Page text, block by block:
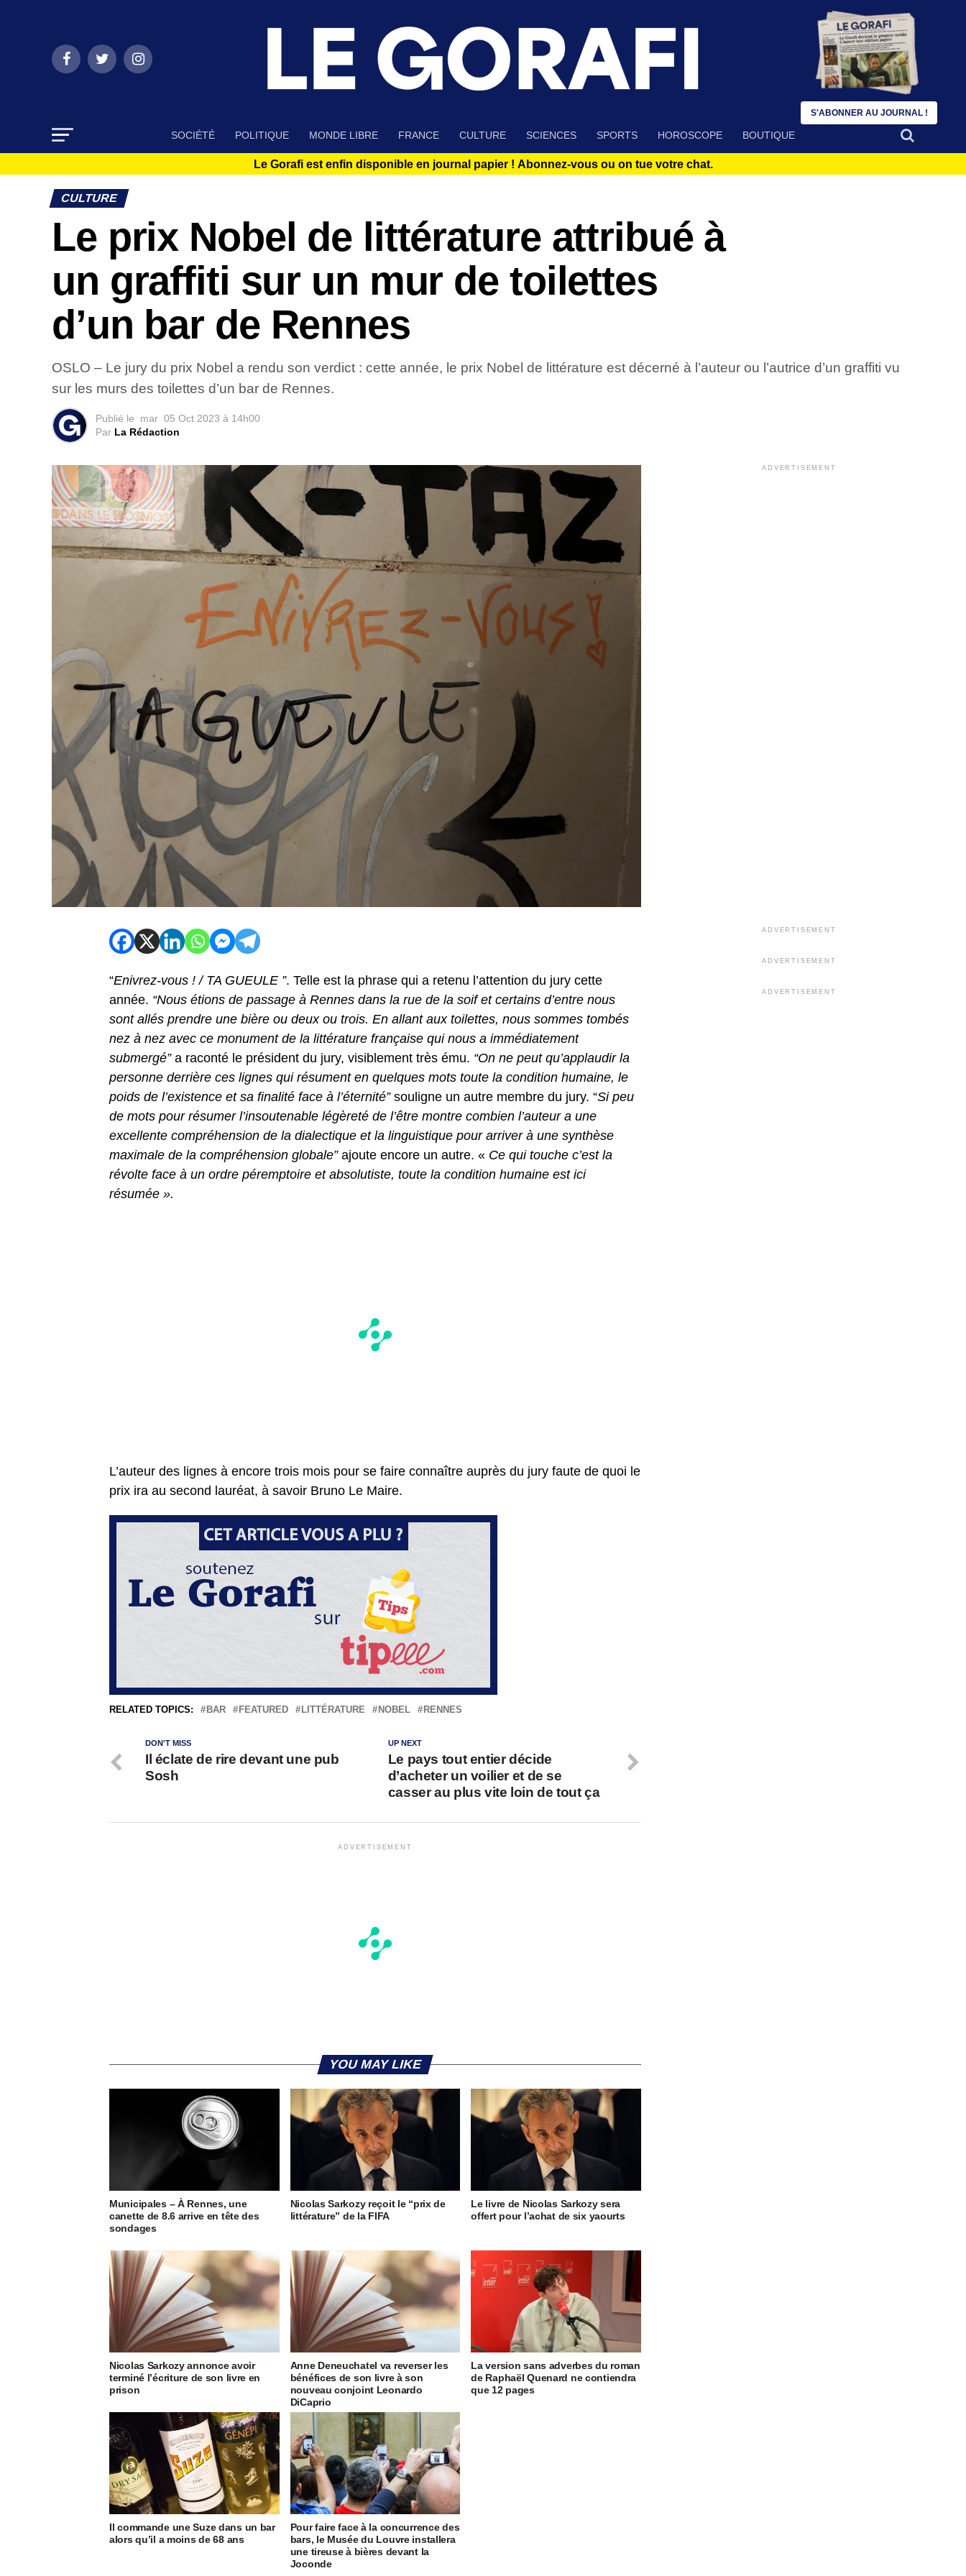
SOCIÉTÉ POLITIQUE MONDE LIBRE FRANCE CULTURE SCIENCES SPORTS HOROSCOPE BOUTIQUE
Le Gorafi est enfin disponible en journal papier ! Abonnez-vous ou on tue votre chat.
CULTURE
Le prix Nobel de littérature attribué à
un graffiti sur un mur de toilettes
d’un bar de Rennes
OSLO – Le jury du prix Nobel a rendu son verdict : cette année, le prix Nobel de littérature est décerné à l’auteur ou l’autrice d’un graffiti vu
sur les murs des toilettes d’un bar de Rennes.
Publié le mar 05 Oct 2023 à 14h00
Par La Rédaction
“Enivrez-vous ! / TA GUEULE ”. Telle est la phrase qui a retenu l’attention du jury cette
année. “Nous étions de passage à Rennes dans la rue de la soif et certains d’entre nous
sont allés prendre une bière ou deux ou trois. En allant aux toilettes, nous sommes tombés
nez à nez avec ce monument de la littérature française qui nous a immédiatement
submergé” a raconté le président du jury, visiblement très ému. “On ne peut qu’applaudir la
personne derrière ces lignes qui résument en quelques mots toute la condition humaine, le
poids de l’existence et sa finalité face à l’éternité”souligne un autre membre du jury. “Si peu
de mots pour résumer l’insoutenable légèreté de l’être montre combien l’auteur a une
excellente compréhension de la dialectique et la linguistique pour arriver à une synthèse
maximale de la compréhension globale”ajoute encore un autre. « Ce qui touche c’est la
révolte face à un ordre péremptoire et absolutiste, toute la condition humaine est ici
résumée ».
L’auteur des lignes à encore trois mois pour se faire connaître auprès du jury faute de quoi le
prix ira au second lauréat, à savoir Bruno Le Maire.
RELATED TOPICS: BAR FEATURED LITTÉRATURE NOBEL RENNES
UP NEXT
Le pays tout entier décide
d’acheter un voilier et de se
casser au plus vite loin de tout ça
DON'T MISS
Il éclate de rire devant une pub
Sosh
ADVERTISEMENT
YOU MAY LIKE
Municipales – À Rennes, une
canette de 8.6 arrive en tête des
sondages
Nicolas Sarkozy reçoit le “prix de
littérature” de la FIFA
Le livre de Nicolas Sarkozy sera
offert pour l’achat de six yaourts
Nicolas Sarkozy annonce avoir
terminé l’écriture de son livre en
prison
Anne Deneuchatel va reverser les
bénéfices de son livre à son
nouveau conjoint Leonardo
DiCaprio
La version sans adverbes du roman
de Raphaël Quenard ne contiendra
que 12 pages
Il commande une Suze dans un bar
alors qu’il a moins de 68 ans
Pour faire face à la concurrence des
bars, le Musée du Louvre installera
une tireuse à bières devant la
Joconde
ADVERTISEMENT
ADVERTISEMENT
ADVERTISEMENT
ADVERTISEMENT
S'ABONNER AU JOURNAL !